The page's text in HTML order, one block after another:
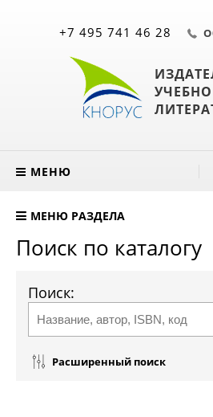
+7 495 741 46 28
МЕНЮ
МЕНЮ РАЗДЕЛА
Поиск по каталогу
Поиск:
Расширенный поиск